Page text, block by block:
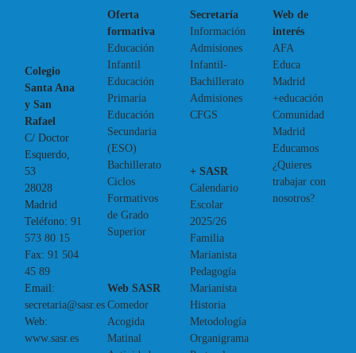
Colegio
Santa Ana
y San
Rafael
C/ Doctor
Esquerdo,
53
28028
Madrid
Teléfono:91
573 80 15
Fax:91 504
45 89
Email:
secretaria@sasr.es
Web:
www.sasr.es
Oferta
formativa
Educación
Infantil
Educación
Primaria
Educación
Secundaria
(ESO)
Bachillerato
Ciclos
Formativos
de Grado
Superior
Web SASR
Comedor
Acogida
Matinal
Secretaría
Información
Admisiones
Infantil-
Bachillerato
Admisiones
CFGS
+ SASR
Calendario
Escolar
2025/26
Familia
Marianista
Pedagogía
Marianista
Historia
Metodología
Organigrama
Web de
interés
AFA
Educa
Madrid
+educación
Comunidad
Madrid
Educamos
¿Quieres
trabajar con
nosotros?